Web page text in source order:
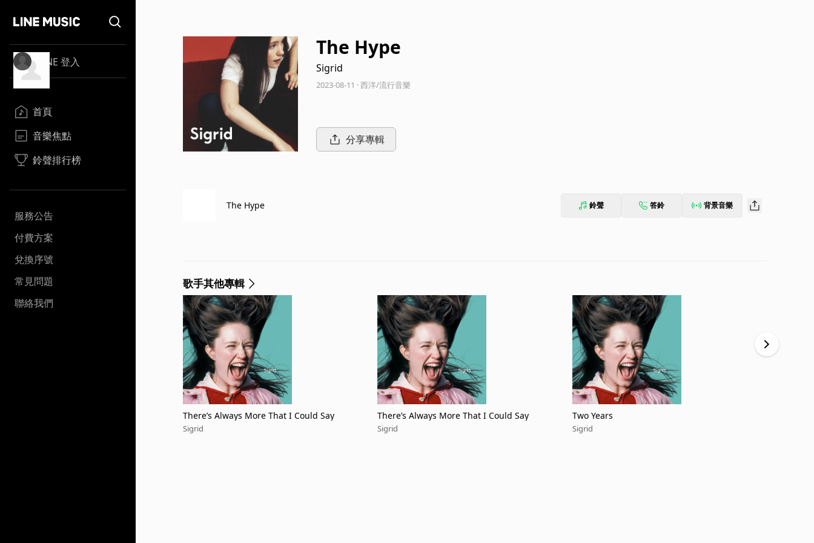
LINE 登入
首頁
音樂焦點
鈴聲排行榜
服務公告
付費方案
兌換序號
常見問題
聯絡我們
The Hype
Sigrid
2023-08-11 · 西洋/流行音樂
分享專輯
The Hype 鈴聲 答鈴 背景音樂
歌手其他專輯
There’s Always More That I Could Say
Sigrid
There’s Always More That I Could Say
Sigrid
Two Years
Sigrid